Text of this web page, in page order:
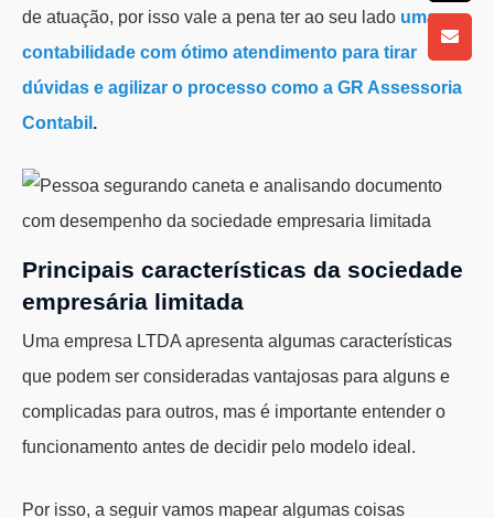
de atuação, por isso vale a pena ter ao seu lado uma
contabilidade com ótimo atendimento para tirar
dúvidas e agilizar o processo como a GR Assessoria
Contabil .
Principais características da sociedade
empresária limitada
Uma empresa LTDA apresenta algumas características
que podem ser consideradas vantajosas para alguns e
complicadas para outros, mas é importante entender o
funcionamento antes de decidir pelo modelo ideal.
Por isso, a seguir vamos mapear algumas coisas